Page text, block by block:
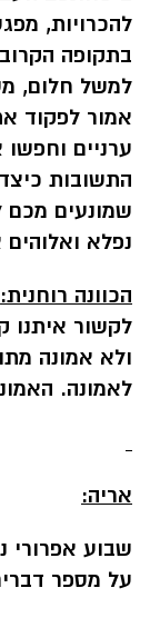
להכרויות,
בתקופה
למשל חלום,
אמור לפקוד
ערניים
התשובות
שמונעים
נפלא
הכוונה רוחנית:
לקשור איתנו
ולא אמונה
לאמונה.
אריה:
שבוע אפרורי
על מספר